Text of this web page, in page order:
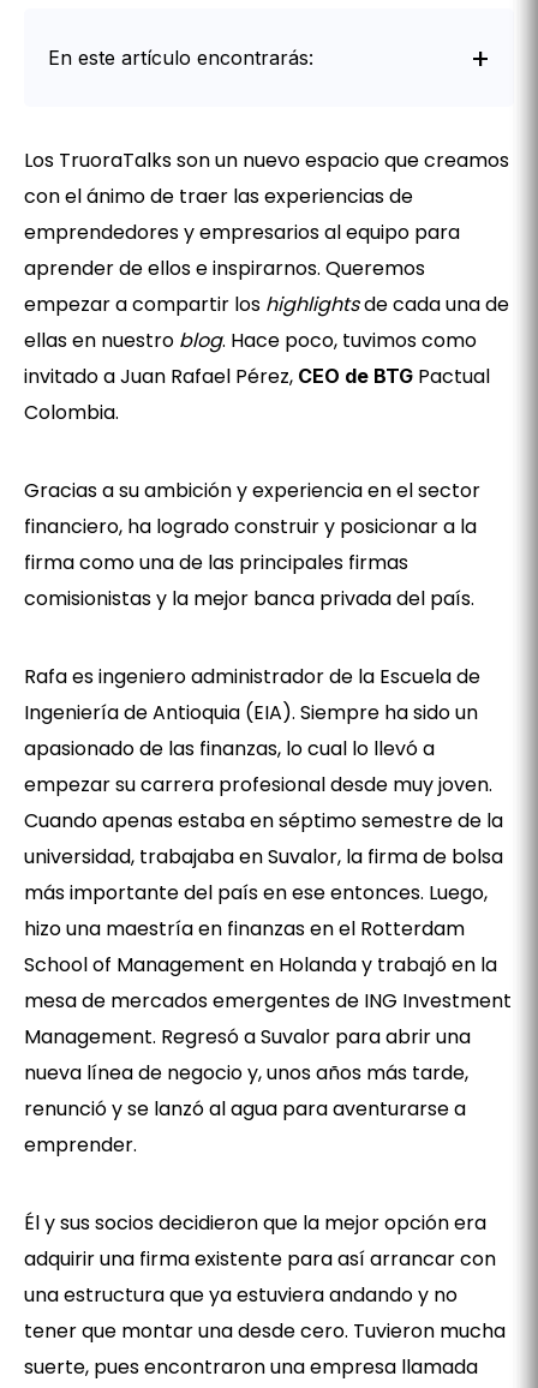
En este artículo encontrarás:
Los TruoraTalks son un nuevo espacio que creamos
con el ánimo de traer las experiencias de
emprendedores y empresarios al equipo para
aprender de ellos e inspirarnos. Queremos
empezar a compartir los highlightsde cada una de
ellas en nuestro blog. Hace poco, tuvimos como
invitado a Juan Rafael Pérez, CEO de BTG Pactual
Colombia.
Gracias a su ambición y experiencia en el sector
financiero, ha logrado construir y posicionar a la
firma como una de las principales firmas
comisionistas y la mejor banca privada del país.
Rafa es ingeniero administrador de la Escuela de
Ingeniería de Antioquia (EIA). Siempre ha sido un
apasionado de las finanzas, lo cual lo llevó a
empezar su carrera profesional desde muy joven.
Cuando apenas estaba en séptimo semestre de la
universidad, trabajaba en Suvalor, la firma de bolsa
más importante del país en ese entonces. Luego,
hizo una maestría en finanzas en el Rotterdam
School of Management en Holanda y trabajó en la
mesa de mercados emergentes de ING Investment
Management. Regresó a Suvalor para abrir una
nueva línea de negocio y, unos años más tarde,
renunció y se lanzó al agua para aventurarse a
emprender.
Él y sus socios decidieron que la mejor opción era
adquirir una firma existente para así arrancar con
una estructura que ya estuviera andando y no
tener que montar una desde cero. Tuvieron mucha
suerte, pues encontraron una empresa llamada